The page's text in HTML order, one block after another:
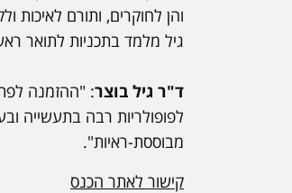
והן לחוקרים, ותורם לאיכות
גיל מלמד בתכניות לתואר
ד"ר גיל בוצר: "ההזמנה
לפופולריות רבה בתעשייה
מבוססת-ראיות".
קישור לאתר הכנס